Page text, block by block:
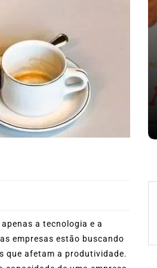
a tecnologia e a
empresas estão buscando
que afetam a produtividade.
News
divulga grupos e
jogos do Campeonato
de Futebol
de 2026 0 478 words